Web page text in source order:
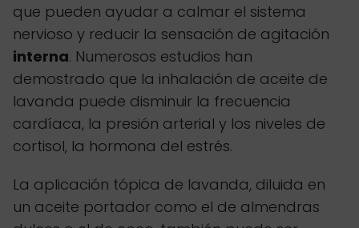
que pueden ayudar a calmar el sistema
nervioso y reducir la sensación de agitación
interna. Numerosos estudios han
demostrado que la inhalación de aceite de
lavanda puede disminuir la frecuencia
cardíaca, la presión arterial y los niveles de
cortisol, la hormona del estrés.
La aplicación tópica de lavanda, diluida en
un aceite portador como el de almendras